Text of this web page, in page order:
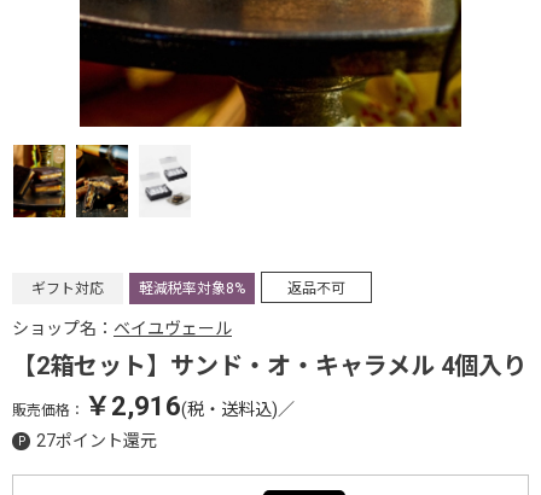
ギフト対応 軽減税率対象8% 返品不可
ショップ名： ベイユヴェール
【2箱セット】サンド・オ・キャラメル 4個入り
販売価格： ￥2,916(税・送料込)／
27ポイント還元